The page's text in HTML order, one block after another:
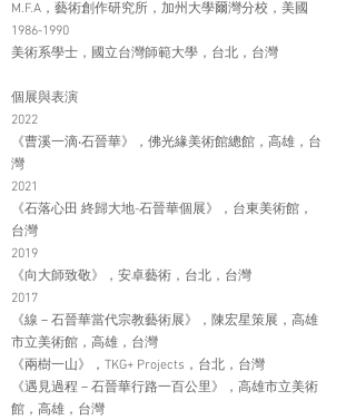
M.F.A，藝術創作研究所，加州大學爾灣分校，美國
1986-1990
美術系學士，國立台灣師範大學，台北，台灣
個展與表演
2022
《曹溪一滴‧石晉華》，佛光緣美術館總館，高雄，台
灣
2021
《石落心田 終歸大地-石晉華個展》，台東美術館，
台灣
2019
《向大師致敬》，安卓藝術，台北，台灣
2017
《線－石晉華當代宗教藝術展》，陳宏星策展，高雄
市立美術館，高雄，台灣
《兩樹一山》，TKG+ Projects，台北，台灣
《遇見過程－石晉華行路一百公里》，高雄市立美術
館，高雄，台灣